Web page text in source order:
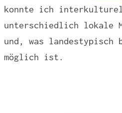
konnte ich
unterschiedlich lokale
und, was landestypisch
möglich ist.